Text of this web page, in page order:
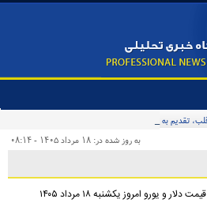
تقدیم به استقلال و استقلالی‌ها/ تیم‌ملی ایران پیشنهاد
به روز شده در: ۱۸ مرداد ۱۴۰۵ - ۰۸:۱۴
قیمت دلار و یورو امروز یکشنبه ۱۸ مرداد ۱۴۰۵